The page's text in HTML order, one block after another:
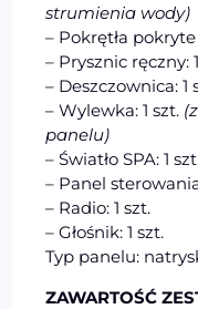
strumienia wody)
– Pokrętła
– Prysznic ręczny:
– Deszczownica: 1
– Wylewka: 1 szt.
panelu)
– Światło SPA: 1 szt.
– Panel
– Radio: 1 szt.
– Głośnik: 1 szt.
Typ panelu:
ZAWARTOŚĆ